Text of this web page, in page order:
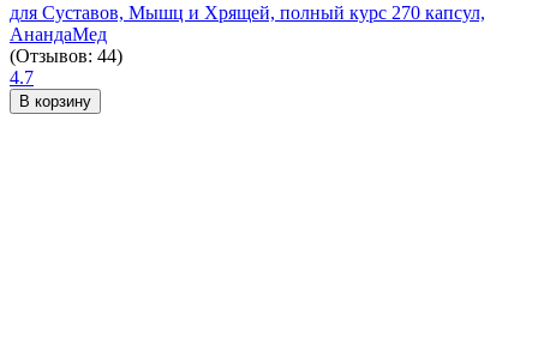
для Суставов, Мышц и Хрящей, полный курс 270 капсул,
АнандаМед
(Отзывов: 44)
4.7
В корзину